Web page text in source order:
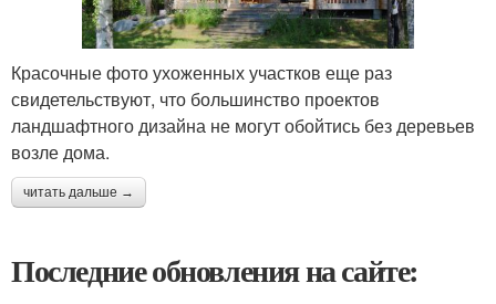
Красочные фото ухоженных участков еще раз
свидетельствуют, что большинство проектов
ландшафтного дизайна не могут обойтись без деревьев
возле дома.
читать дальше →
Последние обновления на сайте: